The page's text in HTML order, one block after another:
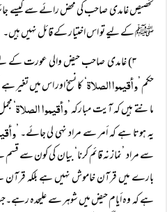
تخصیص غامدی صاحب کی محض رائے سے کیسے
ﷺ کے لیے تو اس اختیار کے قائل نہیں ہیں۔
۳) غامدی صاحب حیض والی عورت کے لیے
حکم ’وأقیموا الصلاۃ‘ کا نسخ اور اس میں تغیر
مانتے ہیں کہ آیت مبارکہ ’وأقیموا الصلاۃ‘
یہ ہوتا ہے کہ أمر سے مراد نہی لی جائے۔ ’
سے مراد ’نماز نہ قائم کرنا‘ بیان کی کون
بارے میں قرآن خاموش نہیں ہے بلکہ قرآن
ہے کہ وہ أیام حیض میں شوہر سے علیحدہ